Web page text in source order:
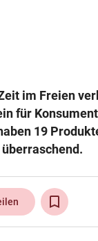
im Freien
für
19